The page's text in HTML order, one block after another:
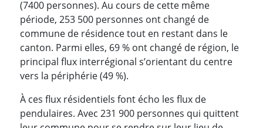
(7400 personnes). Au cours de cette même
période, 253 500 personnes ont changé de
commune de résidence tout en restant dans le
canton. Parmi elles, 69 % ont changé de région, le
principal flux interrégional s’orientant du centre
vers la périphérie (49 %).
À ces flux résidentiels font écho les flux de
pendulaires. Avec 231 900 personnes qui quittent